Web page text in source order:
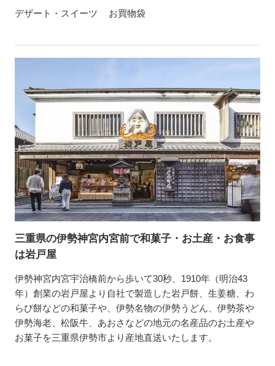
デザート・スイーツ
お買物袋
三重県の伊勢神宮内宮前で和菓子・お土産・お食事
は岩戸屋
伊勢神宮内宮宇治橋前から歩いて30秒、1910年（明治43
年）創業の岩戸屋より自社で製造した岩戸餅、生姜糖、わ
らび餅などの和菓子や、伊勢名物の伊勢うどん、伊勢茶や
伊勢海老、松阪牛、あおさなどの地元の名産品のお土産や
お菓子を三重県伊勢市より産地直送いたします。